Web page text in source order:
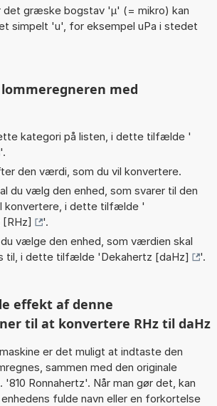
græske bogstav 'µ' (= mikro) kan
simpelt 'u', for eksempel uPa i stedet
med
kategori på listen, i dette tilfælde '
'.
den værdi, som du vil konvertere.
du vælg den enhed, som svarer til den
konvertere, i dette tilfælde '
[RHz]
'.
vælge den enhed, som værdien skal
til, i dette tilfælde 'Dekahertz [daHz] '.
effekt af denne
til at konvertere RHz til daHz
er det muligt at indtaste den
sammen med den originale
'810 Ronnahertz'. Når man gør det, kan
fulde navn eller en forkortelse